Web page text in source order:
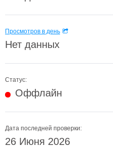
Просмотров в день
Нет данных
Статус:
Оффлайн
Дата последней проверки:
26 Июня 2026